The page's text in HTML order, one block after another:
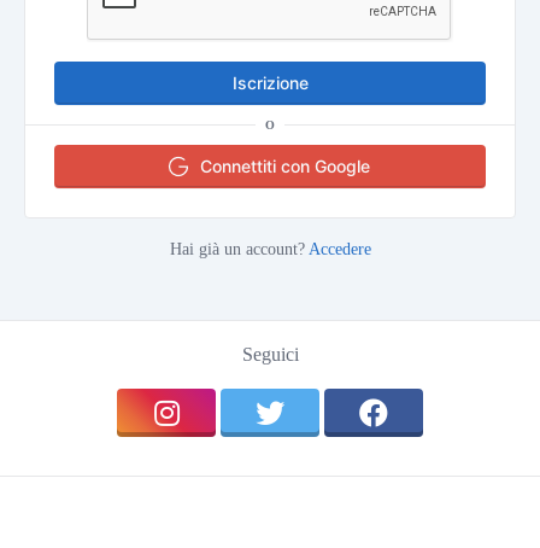
Iscrizione
O
Connettiti con Google
Hai già un account? Accedere
Seguici